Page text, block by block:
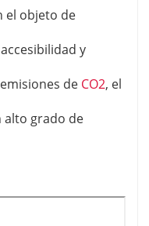
el objeto de
y
de CO2, el
alto grado de